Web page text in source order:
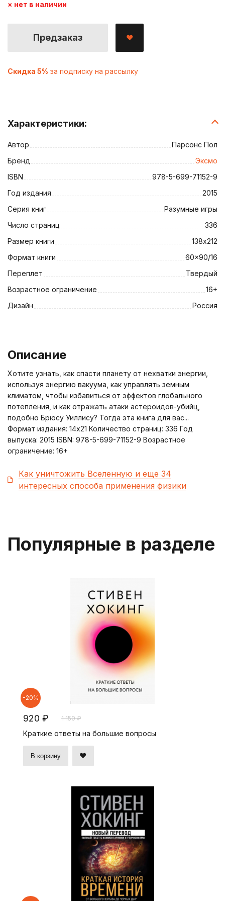
Характеристики:
Автор
Парсонс Пол
Бренд
Эксмо
ISBN
978-5-699-71152-9
Год издания
2015
Серия книг
Разумные игры
Число страниц
336
Размер книги
138х212
Формат книги
60x90/16
Переплет
Твердый
Возрастное ограничение
16+
Дизайн
Россия
× нет в наличии
Предзаказ
Скидка 5% за подписку на рассылку
Описание
Хотите узнать, как спасти планету от нехватки энергии,
используя энергию вакуума, как управлять земным
климатом, чтобы избавиться от эффектов глобального
потепления, и как отражать атаки астероидов-убийц,
подобно Брюсу Уиллису? Тогда эта книга для вас...
Формат издания: 14x21 Количество страниц: 336 Год
выпуска: 2015 ISBN: 978-5-699-71152-9 Возрастное
ограничение: 16+
Как уничтожить Вселенную и еще 34
интересных способа применения физики
Популярные в разделе
-20%
920 ₽ 1 150 ₽
Краткие ответы на большие вопросы
В корзину